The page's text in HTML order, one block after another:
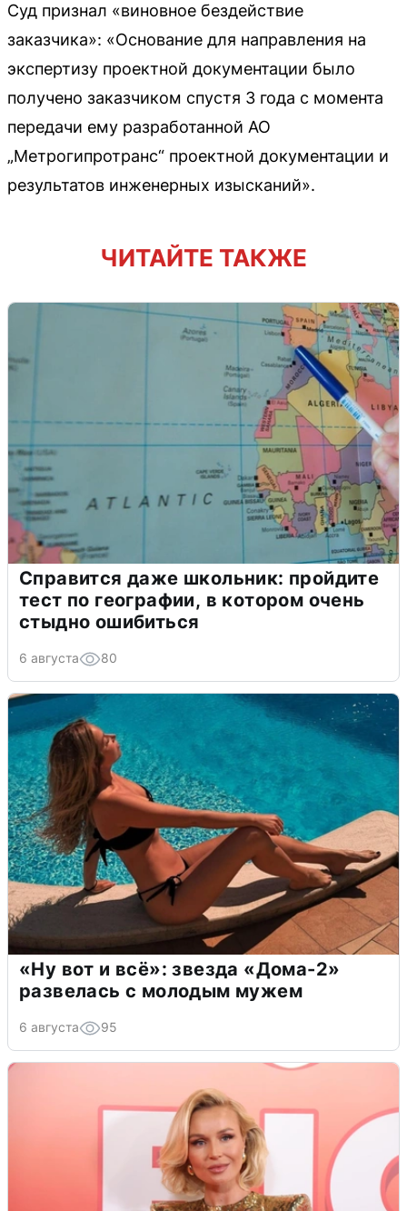
Суд признал «виновное бездействие
заказчика»: «Основание для направления на
экспертизу проектной документации было
получено заказчиком спустя 3 года с момента
передачи ему разработанной АО
„Метрогипротранс“ проектной документации и
результатов инженерных изысканий».
ЧИТАЙТЕ ТАКЖЕ
Справится даже школьник: пройдите
тест по географии, в котором очень
стыдно ошибиться
6 августа 80
«Ну вот и всё»: звезда «Дома-2»
развелась с молодым мужем
6 августа 95